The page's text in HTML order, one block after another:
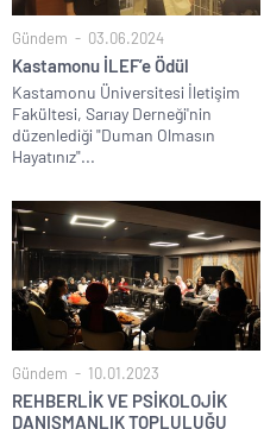
Gündem 03.06.2024
Kastamonu İLEF’e Ödül
Kastamonu Üniversitesi İletişim
Fakültesi, Sarıay Derneği'nin
düzenlediği "Duman Olmasın
Hayatınız"...
Gündem 10.01.2023
REHBERLİK VE PSİKOLOJİK
DANIŞMANLIK TOPLULUĞU